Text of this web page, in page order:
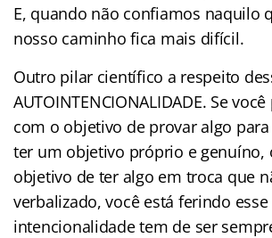
E, quando não confiamos naquilo
nosso caminho fica mais difícil.
Outro pilar científico a respeito
AUTOINTENCIONALIDADE. Se
com o objetivo de provar algo
ter um objetivo próprio e genuíno,
objetivo de ter algo em troca que
verbalizado, você está ferindo
intencionalidade tem de ser